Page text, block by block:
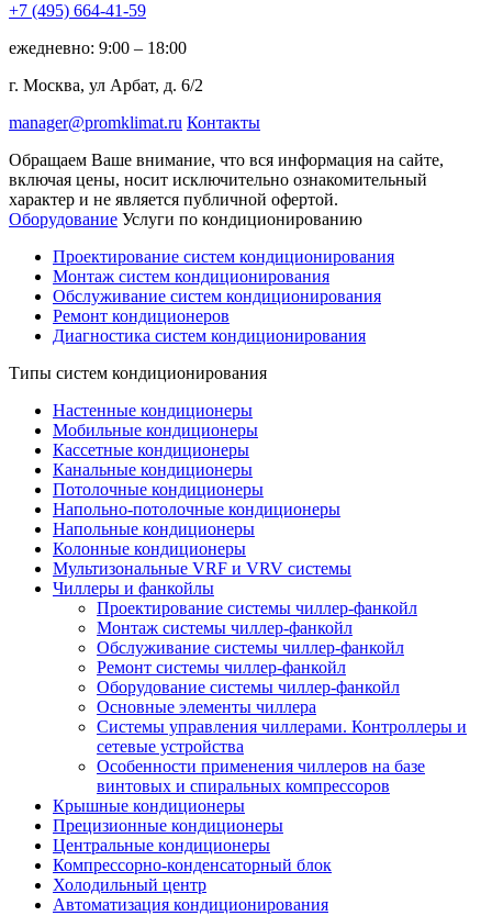
+7 (495) 664-41-59
ежедневно: 9:00 – 18:00
г. Москва, ул Арбат, д. 6/2
manager@promklimat.ru Контакты
Обращаем Ваше внимание, что вся информация на сайте,
включая цены, носит исключительно ознакомительный
характер и не является публичной офертой.
Оборудование Услуги по кондиционированию
Проектирование систем кондиционирования
Монтаж систем кондиционирования
Обслуживание систем кондиционирования
Ремонт кондиционеров
Диагностика систем кондиционирования
Типы систем кондиционирования
Настенные кондиционеры
Мобильные кондиционеры
Кассетные кондиционеры
Канальные кондиционеры
Потолочные кондиционеры
Напольно-потолочные кондиционеры
Напольные кондиционеры
Колонные кондиционеры
Мультизональные VRF и VRV системы
Чиллеры и фанкойлы
Проектирование системы чиллер-фанкойл
Монтаж системы чиллер-фанкойл
Обслуживание системы чиллер-фанкойл
Ремонт системы чиллер-фанкойл
Оборудование системы чиллер-фанкойл
Основные элементы чиллера
Системы управления чиллерами. Контроллеры и
сетевые устройства
Особенности применения чиллеров на базе
винтовых и спиральных компрессоров
Крышные кондиционеры
Прецизионные кондиционеры
Центральные кондиционеры
Компрессорно-конденсаторный блок
Холодильный центр
Автоматизация кондиционирования